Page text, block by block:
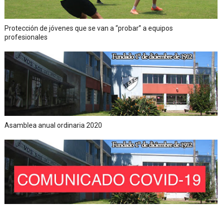
Protección de jóvenes que se van a “probar” a equipos
profesionales
Asamblea anual ordinaria 2020